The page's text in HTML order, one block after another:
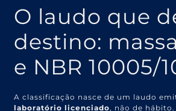
O laudo que
destino:
e NBR 10005/
A classificação nasce de um laudo
laboratório licenciado, não de